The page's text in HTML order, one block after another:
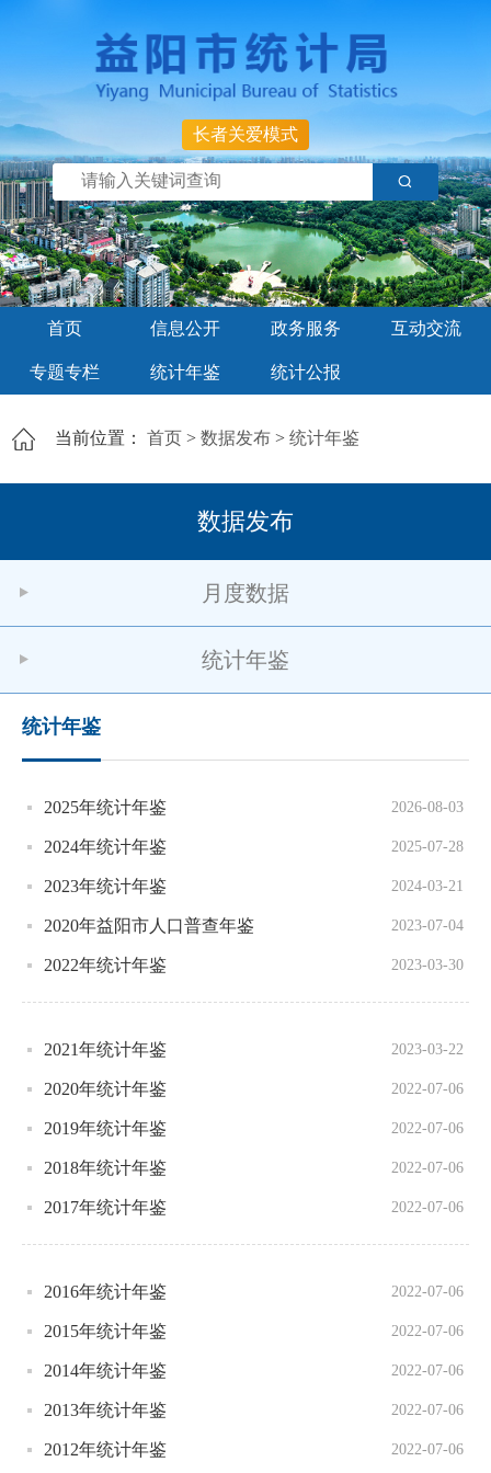
长者关爱模式
首页 信息公开 政务服务 互动交流
专题专栏 统计年鉴 统计公报
当前位置： 首页 > 数据发布 > 统计年鉴
数据发布
月度数据
统计年鉴
统计年鉴
2025年统计年鉴 2026-08-03
2024年统计年鉴 2025-07-28
2023年统计年鉴 2024-03-21
2020年益阳市人口普查年鉴 2023-07-04
2022年统计年鉴 2023-03-30
2021年统计年鉴 2023-03-22
2020年统计年鉴 2022-07-06
2019年统计年鉴 2022-07-06
2018年统计年鉴 2022-07-06
2017年统计年鉴 2022-07-06
2016年统计年鉴 2022-07-06
2015年统计年鉴 2022-07-06
2014年统计年鉴 2022-07-06
2013年统计年鉴 2022-07-06
2012年统计年鉴 2022-07-06